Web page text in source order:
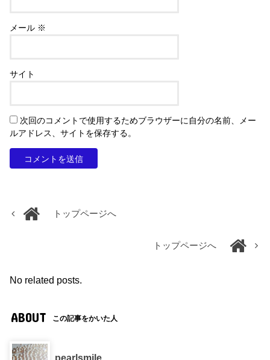
メール ※
サイト
次回のコメントで使用するためブラウザーに自分の名前、メー
ルアドレス、サイトを保存する。
トップページへ
トップページへ
No related posts.
ABOUT この記事をかいた人
pearlsmile